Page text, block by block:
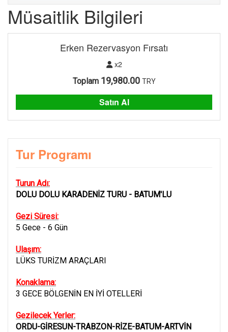
Müsaitlik Bilgileri
Erken Rezervasyon Fırsatı
x2
Toplam 19,980.00 TRY
Satın Al
Tur Programı
Turun Adı:
DOLU DOLU KARADENİZ TURU - BATUM'LU
Gezi Süresi:
5 Gece - 6 Gün
Ulaşım:
LÜKS TURİZM ARAÇLARI
Konaklama:
3 GECE BÖLGENİN EN İYİ OTELLERİ
Gezilecek Yerler:
ORDU-GİRESUN-TRABZON-RİZE-BATUM-ARTVİN